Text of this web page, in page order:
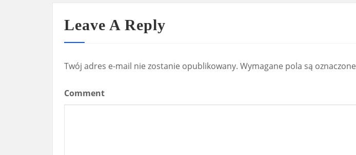
Leave A Reply
Twój adres e-mail nie zostanie opublikowany. Wymagane pola są oznaczone
Comment